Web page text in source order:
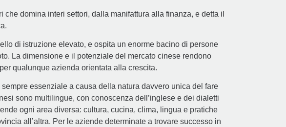
domina interi settori, dalla manifattura alla finanza, e detta il
di istruzione elevato, e ospita un enorme bacino di persone
La dimensione e il potenziale del mercato cinese rendono
qualunque azienda orientata alla crescita.
essenziale a causa della natura davvero unica del fare
sono multilingue, con conoscenza dell’inglese e dei dialetti
ogni area diversa: cultura, cucina, clima, lingua e pratiche
all’altra. Per le aziende determinate a trovare successo in